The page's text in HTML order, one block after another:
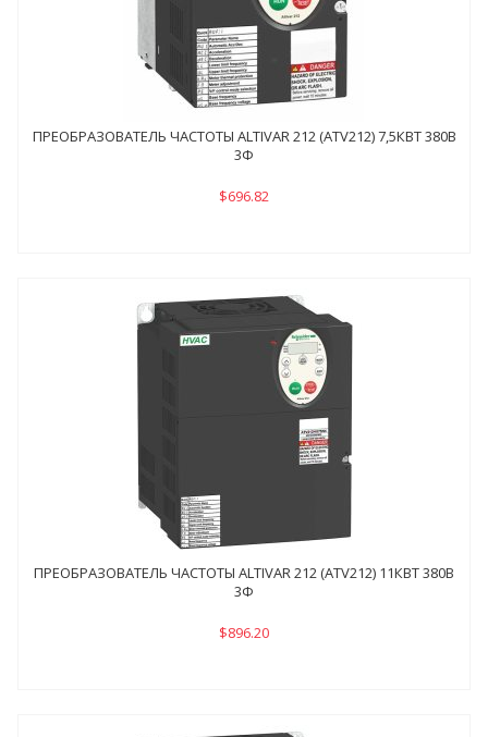
ПРЕОБРАЗОВАТЕЛЬ ЧАСТОТЫ ALTIVAR 212 (ATV212) 7,5КВТ 380В
3Ф
$696.82
ПРЕОБРАЗОВАТЕЛЬ ЧАСТОТЫ ALTIVAR 212 (ATV212) 11КВТ 380В
3Ф
$896.20